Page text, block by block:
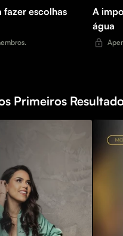
escolhas
A
água
Primeiros